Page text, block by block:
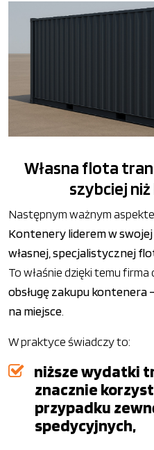
Własna flota
szybciej
Następnym ważnym
Kontenery liderem w
własnej, specjalistycznej
To właśnie dzięki temu firma
obsługę zakupu kontenera
na miejsce.
W praktyce świadczy to:
niższe wydatki
znacznie
przypadku
spedycyjnych,